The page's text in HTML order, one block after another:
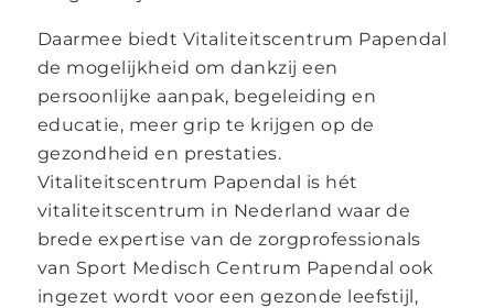
Daarmee biedt Vitaliteitscentrum Papendal
de mogelijkheid om dankzij een
persoonlijke aanpak, begeleiding en
educatie, meer grip te krijgen op de
gezondheid en prestaties.
Vitaliteitscentrum Papendal is hét
vitaliteitscentrum in Nederland waar de
brede expertise van de zorgprofessionals
van Sport Medisch Centrum Papendal ook
ingezet wordt voor een gezonde leefstijl,